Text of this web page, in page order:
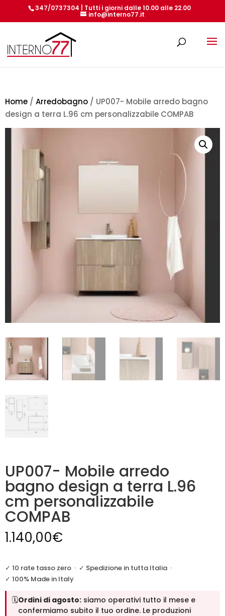
347/0737304 | Tutti i giorni dalle 10.00 alle 22.00
info@interno77.it
Home / Arredobagno / UP007- Mobile arredo bagno
design a terra L.96 cm personalizzabile COMPAB
UP007- Mobile arredo
bagno design a terra L.96
cm personalizzabile
COMPAB
1.140,00€
✓ 10 rate tasso zero · ✓ Spedizione in tutta Italia ·
✓ 100% Made in Italy
🗓️Ordini di agosto: siamo operativi tutto il mese e
confermiamo subito il tuo ordine. Le produzioni